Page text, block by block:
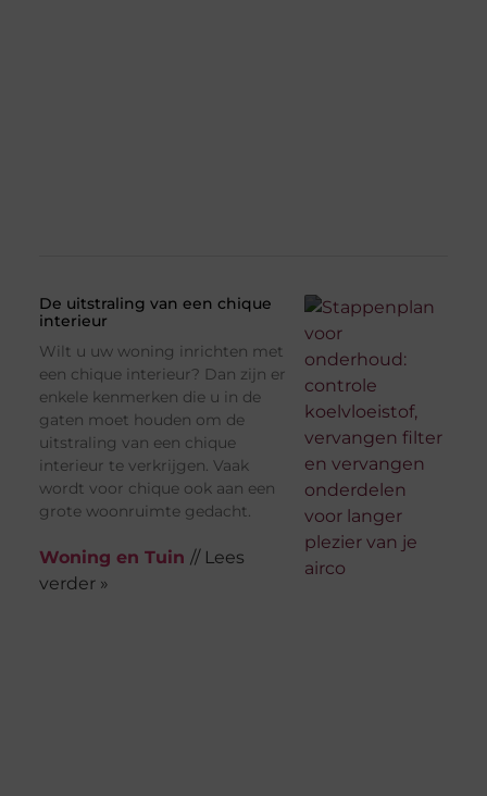
De uitstraling van een chique
interieur
Wilt u uw woning inrichten met
een chique interieur? Dan zijn er
enkele kenmerken die u in de
gaten moet houden om de
uitstraling van een chique
interieur te verkrijgen. Vaak
wordt voor chique ook aan een
grote woonruimte gedacht.
Woning en Tuin // Lees
verder »